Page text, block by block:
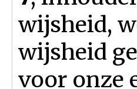
wijsheid,
wijsheid
voor onze